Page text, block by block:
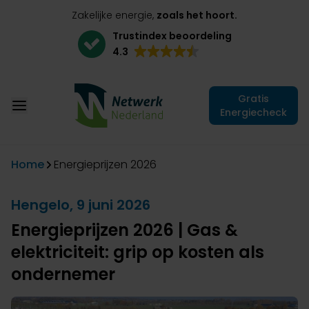
Zakelijke energie, zoals het hoort.
Trustindex beoordeling
4.3
Gratis
Energiecheck
Home Energieprijzen 2026
Hengelo, 9 juni 2026
Energieprijzen 2026 | Gas &
elektriciteit: grip op kosten als
ondernemer